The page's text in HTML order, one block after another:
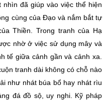
đã giúp vào việc thể hiện
cùng của Đạo và nắm bắt tự
Thiền. Trong tranh của Hạ
nhờ ở việc sử dụng mây và
tế giữa cảnh gần và cảnh xa.
tranh dài không có chỗ nào
như nhát búa bổ hay nhát rìu
đá đồ sộ, uy nghi. Kỹ pháp